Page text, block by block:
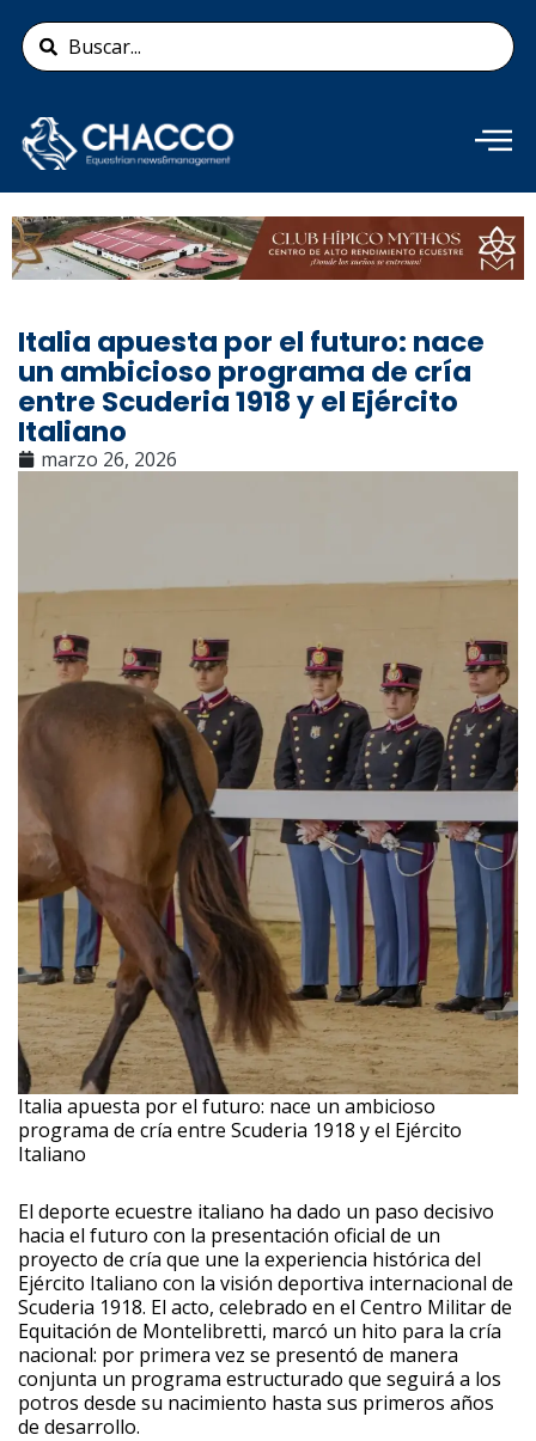
contenido
Search
...
Añade aquí tu texto de
cabecera
Italia apuesta por el futuro: nace
un ambicioso programa de cría
entre Scuderia 1918 y el Ejército
Italiano
marzo 26, 2026
Italia apuesta por el futuro: nace un ambicioso
programa de cría entre Scuderia 1918 y el Ejército
Italiano
El deporte ecuestre italiano ha dado un paso decisivo
hacia el futuro con la presentación oficial de un
proyecto de cría que une la experiencia histórica del
Ejército Italiano con la visión deportiva internacional de
Scuderia 1918. El acto, celebrado en el Centro Militar de
Equitación de Montelibretti, marcó un hito para la cría
nacional: por primera vez se presentó de manera
conjunta un programa estructurado que seguirá a los
potros desde su nacimiento hasta sus primeros años
de desarrollo.